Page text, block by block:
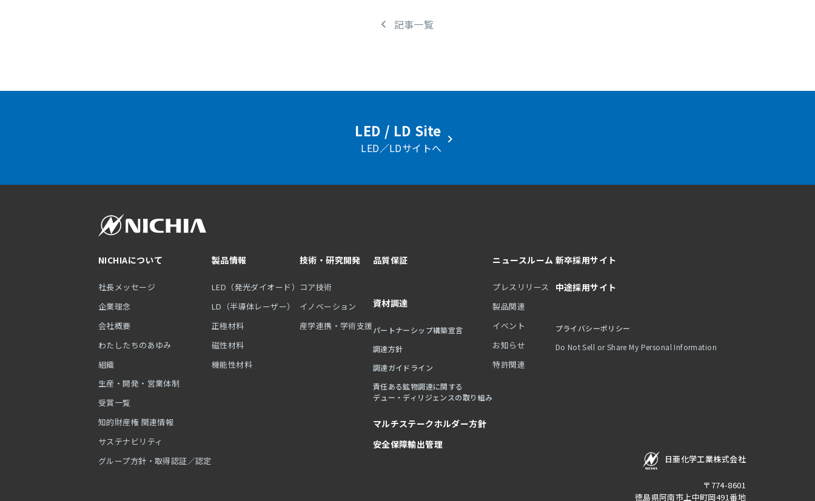
記事一覧
LED / LD Site
LED／LDサイトへ
NICHIAについて
社長メッセージ
企業理念
会社概要
わたしたちのあゆみ
組織
生産・開発・営業体制
受賞一覧
知的財産権 関連情報
サステナビリティ
グループ方針・取得認証／認定
製品情報
LED（発光ダイオード）
LD（半導体レーザー）
正極材料
磁性材料
機能性材料
技術・研究開発
コア技術
イノベーション
産学連携・学術支援
品質保証
資材調達
パートナーシップ構築宣言
調達方針
調達ガイドライン
責任ある鉱物調達に関する
デュー・ディリジェンスの取り組み
マルチステークホルダー方針
安全保障輸出管理
ニュースルーム
プレスリリース
製品関連
イベント
お知らせ
特許関連
新卒採用サイト
中途採用サイト
プライバシーポリシー
Do Not Sell or Share My Personal Information
日亜化学工業株式会社
〒774-8601
徳島県阿南市上中町岡491番地